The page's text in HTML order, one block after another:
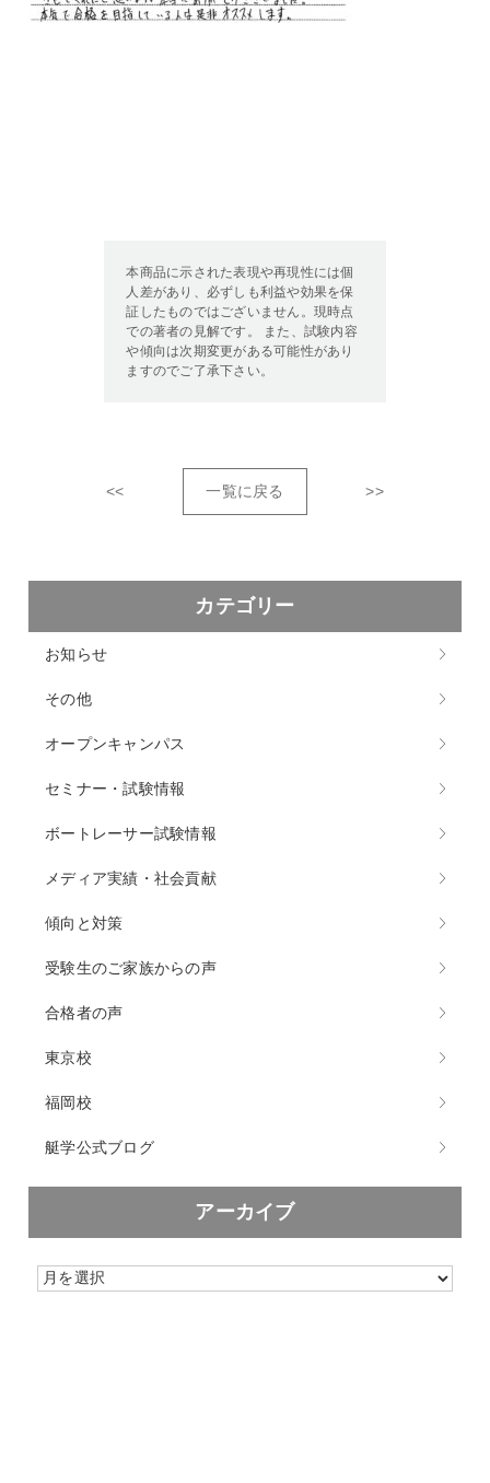
本商品に示された表現や再現性には個
人差があり、必ずしも利益や効果を保
証したものではございません。現時点
での著者の見解です。 また、試験内容
や傾向は次期変更がある可能性があり
ますのでご了承下さい。
<< 一覧に戻る >>
カテゴリー
お知らせ
その他
オープンキャンパス
セミナー・試験情報
ボートレーサー試験情報
メディア実績・社会貢献
傾向と対策
受験生のご家族からの声
合格者の声
東京校
福岡校
艇学公式ブログ
アーカイブ